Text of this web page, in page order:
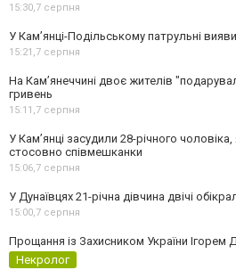
15:30,7 серпня
У Кам’янці-Подільському патрульні
15:21,7 серпня
На Камʼянеччині двоє жителів
гривень
15:11,7 серпня
У Камʼянці засудили 28-річного
стосовно співмешканки
15:06,7 серпня
У Дунаївцях 21-річна дівчина двічі
15:00,7 серпня
Прощання із Захисником України Ігорем
Некролог